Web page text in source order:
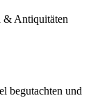
& Antiquitäten
begutachten und